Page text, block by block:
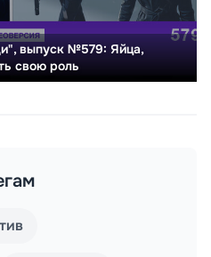
выпуск №579: Яйца,
свою роль